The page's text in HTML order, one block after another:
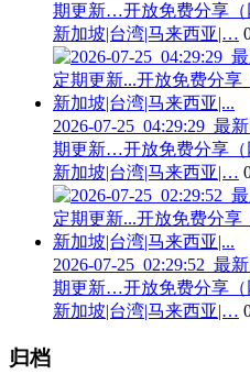
期更新…开放免费分享（
新加坡|台湾|马来西亚|…
2026-07-25_04:29:29_
期更新…开放免费分享（
新加坡|台湾|马来西亚|…
2026-07-25_02:29:52_
期更新…开放免费分享（
新加坡|台湾|马来西亚|…
归档